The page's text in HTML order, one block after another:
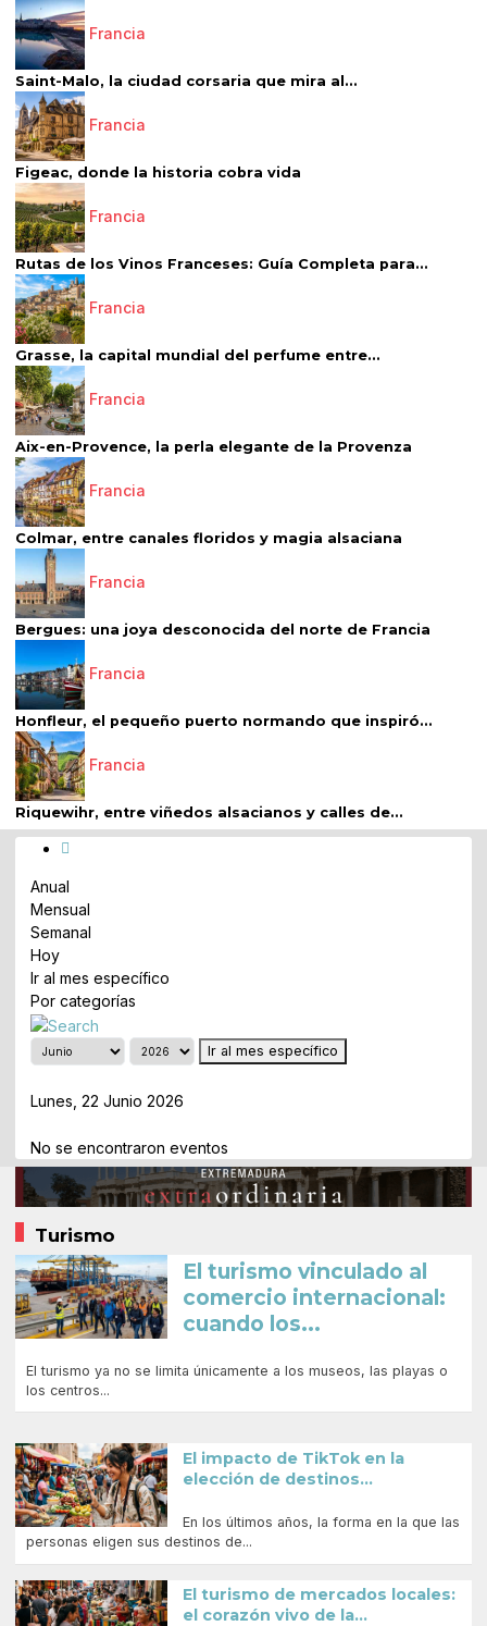
Francia
Saint-Malo, la ciudad corsaria que mira al...
Francia
Figeac, donde la historia cobra vida
Francia
Rutas de los Vinos Franceses: Guía Completa para...
Francia
Grasse, la capital mundial del perfume entre...
Francia
Aix-en-Provence, la perla elegante de la Provenza
Francia
Colmar, entre canales floridos y magia alsaciana
Francia
Bergues: una joya desconocida del norte de Francia
Francia
Honfleur, el pequeño puerto normando que inspiró...
Francia
Riquewihr, entre viñedos alsacianos y calles de...
Anual
Mensual
Semanal
Hoy
Ir al mes específico
Por categorías
Ir al mes específico
Lunes, 22 Junio 2026
No se encontraron eventos
Turismo
El turismo vinculado al
comercio internacional:
cuando los...
El turismo ya no se limita únicamente a los museos, las playas o
los centros...
El impacto de TikTok en la
elección de destinos...
En los últimos años, la forma en la que las
personas eligen sus destinos de...
El turismo de mercados locales:
el corazón vivo de la...